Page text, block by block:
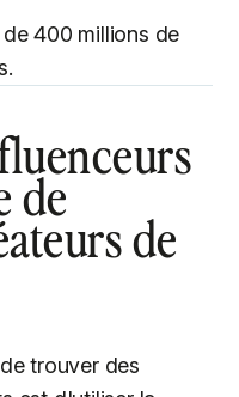
400 millions de
de
de
trouver des